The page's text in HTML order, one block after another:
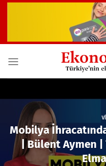
Mobilya
| Bülent Aymen